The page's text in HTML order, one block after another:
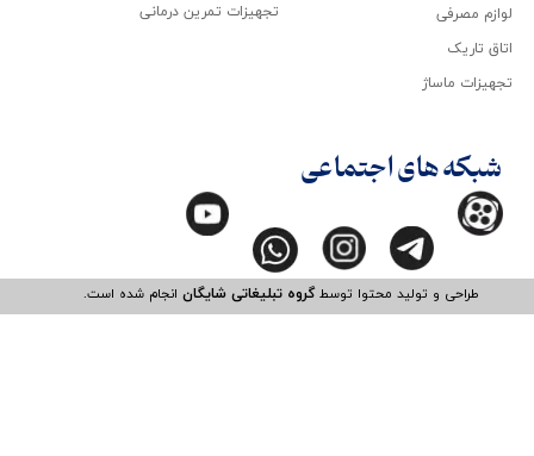
طراحی و تولید محتوا توسطگروه تبلیغاتی شایگانانجام شده است.​​​​​​​
لوازم مصرفی
اتاق تاریک
تجهیزات ماساژ
تجهیزات تمرین درمانی
شبکه های اجتماعی